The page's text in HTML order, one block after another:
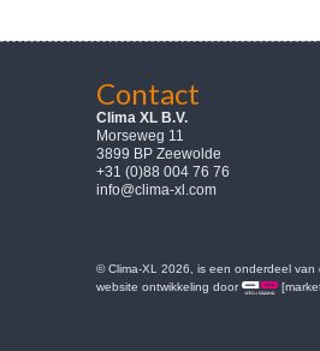
Contact
Clima XL B.V.
Morseweg 11
3899 BP Zeewolde
+31 (0)88 004 76 76
info@clima-xl.com
© Clima-XL 2026, is een onderdeel
website ontwikkeling door